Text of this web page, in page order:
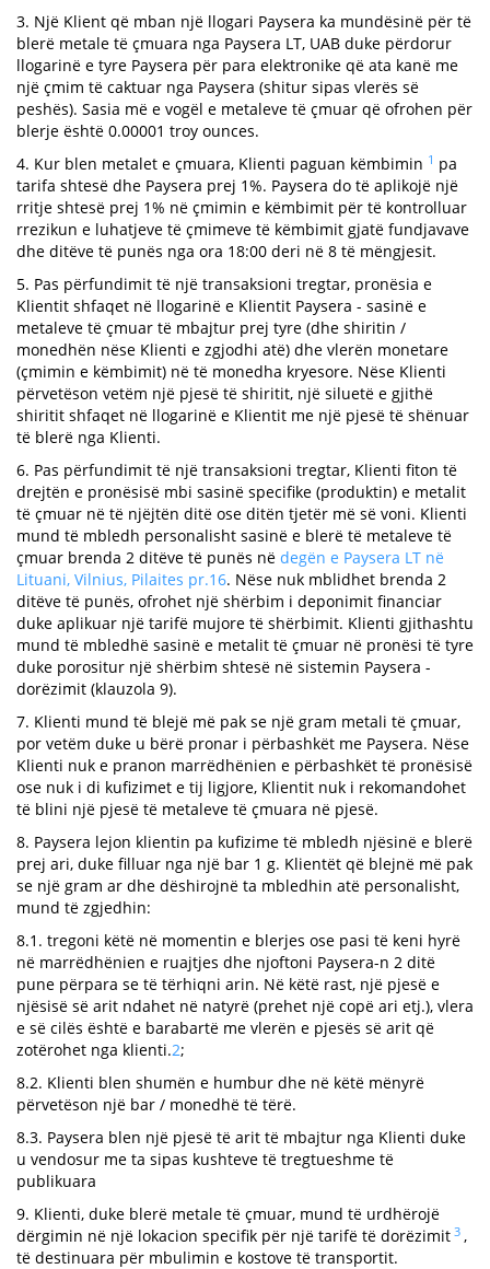
3. Një Klient që mban një llogari Paysera ka mundësinë për të
blerë metale të çmuara nga Paysera LT, UAB duke përdorur
llogarinë e tyre Paysera për para elektronike që ata kanë me
një çmim të caktuar nga Paysera (shitur sipas vlerës së
peshës). Sasia më e vogël e metaleve të çmuar që ofrohen për
blerje është 0.00001 troy ounces.
4. Kur blen metalet e çmuara, Klienti paguan këmbimin 1 pa
tarifa shtesë dhe Paysera prej 1%. Paysera do të aplikojë një
rritje shtesë prej 1% në çmimin e këmbimit për të kontrolluar
rrezikun e luhatjeve të çmimeve të këmbimit gjatë fundjavave
dhe ditëve të punës nga ora 18:00 deri në 8 të mëngjesit.
5. Pas përfundimit të një transaksioni tregtar, pronësia e
Klientit shfaqet në llogarinë e Klientit Paysera - sasinë e
metaleve të çmuar të mbajtur prej tyre (dhe shiritin /
monedhën nëse Klienti e zgjodhi atë) dhe vlerën monetare
(çmimin e këmbimit) në të monedha kryesore. Nëse Klienti
përvetëson vetëm një pjesë të shiritit, një siluetë e gjithë
shiritit shfaqet në llogarinë e Klientit me një pjesë të shënuar
të blerë nga Klienti.
6. Pas përfundimit të një transaksioni tregtar, Klienti fiton të
drejtën e pronësisë mbi sasinë specifike (produktin) e metalit
të çmuar në të njëjtën ditë ose ditën tjetër më së voni. Klienti
mund të mbledh personalisht sasinë e blerë të metaleve të
çmuar brenda 2 ditëve të punës në degën e Paysera LT në
Lituani, Vilnius, Pilaites pr.16. Nëse nuk mblidhet brenda 2
ditëve të punës, ofrohet një shërbim i deponimit financiar
duke aplikuar një tarifë mujore të shërbimit. Klienti gjithashtu
mund të mbledhë sasinë e metalit të çmuar në pronësi të tyre
duke porositur një shërbim shtesë në sistemin Paysera -
dorëzimit (klauzola 9).
7. Klienti mund të blejë më pak se një gram metali të çmuar,
por vetëm duke u bërë pronar i përbashkët me Paysera. Nëse
Klienti nuk e pranon marrëdhënien e përbashkët të pronësisë
ose nuk i di kufizimet e tij ligjore, Klientit nuk i rekomandohet
të blini një pjesë të metaleve të çmuara në pjesë.
8. Paysera lejon klientin pa kufizime të mbledh njësinë e blerë
prej ari, duke filluar nga një bar 1 g. Klientët që blejnë më pak
se një gram ar dhe dëshirojnë ta mbledhin atë personalisht,
mund të zgjedhin:
8.1. tregoni këtë në momentin e blerjes ose pasi të keni hyrë
në marrëdhënien e ruajtjes dhe njoftoni Paysera-n 2 ditë
pune përpara se të tërhiqni arin. Në këtë rast, një pjesë e
njësisë së arit ndahet në natyrë (prehet një copë ari etj.), vlera
e së cilës është e barabartë me vlerën e pjesës së arit që
zotërohet nga klienti.2;
8.2. Klienti blen shumën e humbur dhe në këtë mënyrë
përvetëson një bar / monedhë të tërë.
8.3. Paysera blen një pjesë të arit të mbajtur nga Klienti duke
u vendosur me ta sipas kushteve të tregtueshme të
publikuara
9. Klienti, duke blerë metale të çmuar, mund të urdhërojë
dërgimin në një lokacion specifik për një tarifë të dorëzimit 3 ,
të destinuara për mbulimin e kostove të transportit.